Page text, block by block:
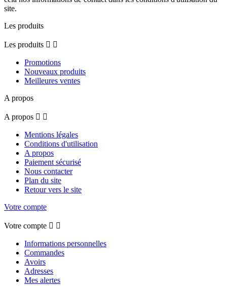
site.
Les produits
Les produits  
Promotions
Nouveaux produits
Meilleures ventes
A propos
A propos  
Mentions légales
Conditions d'utilisation
A propos
Paiement sécurisé
Nous contacter
Plan du site
Retour vers le site
Votre compte
Votre compte  
Informations personnelles
Commandes
Avoirs
Adresses
Mes alertes